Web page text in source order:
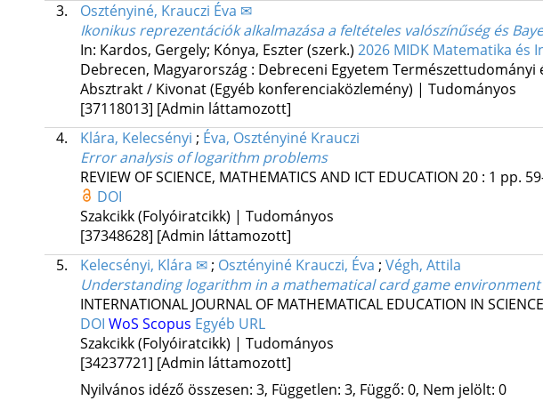
3.
Osztényiné, Krauczi Éva ✉
Ikonikus reprezentációk alkalmazása a feltételes valószínűség és
In: Kardos, Gergely; Kónya, Eszter (szerk.) 2026 MIDK Matematika és
Debrecen, Magyarország : Debreceni Egyetem Természettudományi
Absztrakt / Kivonat (Egyéb konferenciaközlemény) | Tudományos
[37118013] [Admin láttamozott]
4.
Klára, Kelecsényi ; Éva, Osztényiné Krauczi
Error analysis of logarithm problems
REVIEW OF SCIENCE, MATHEMATICS AND ICT EDUCATION 20: 1 pp.
DOI
Szakcikk (Folyóiratcikk) | Tudományos
[37348628] [Admin láttamozott]
5.
Kelecsényi, Klára ✉; Osztényiné Krauczi, Éva ; Végh, Attila
Understanding logarithm in a mathematical card game environment
INTERNATIONAL JOURNAL OF MATHEMATICAL EDUCATION IN
DOI WoS Scopus Egyéb URL
Szakcikk (Folyóiratcikk) | Tudományos
[34237721] [Admin láttamozott]
Nyilvános idéző összesen: 3, Független: 3, Függő: 0, Nem jelölt: 0